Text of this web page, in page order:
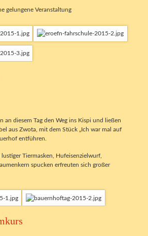
gelungene Veranstaltung
an diesem Tag den Weg ins Kispi und ließen
aus Zwota, mit dem Stück „Ich war mal auf
entführen.
Tiermasken, Hufeisenzielwurf,
spucken erfreuten sich großer